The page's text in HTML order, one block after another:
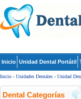
Inicio Unidad Dental Portátil
Inicio - Unidades Dentales - Unidad
Dental Categorías